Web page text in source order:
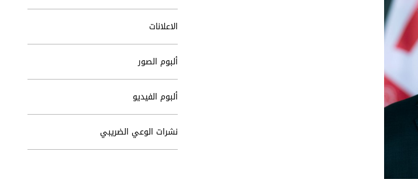
الاعلانات
ألبوم الصور
ألبوم الفيديو
نشرات الوعي الضريبي